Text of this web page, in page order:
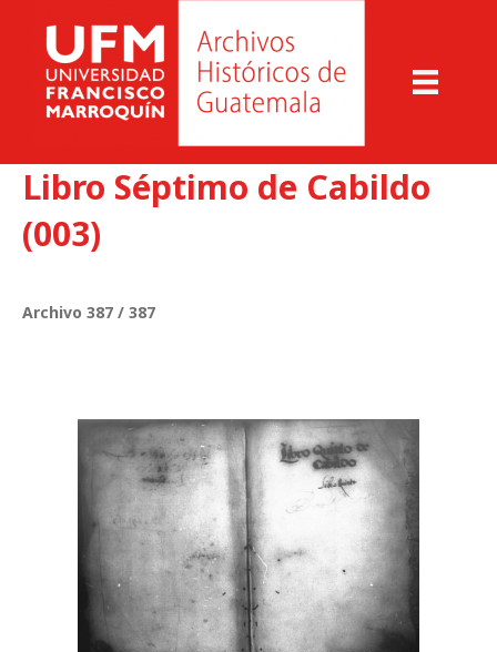
Libro Séptimo de Cabildo
(003)
Archivo 387 / 387